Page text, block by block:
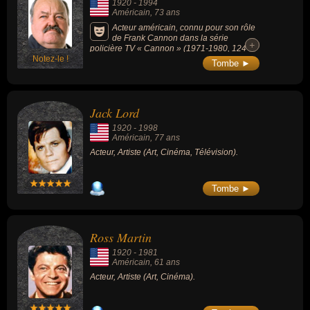
Notez-le !
1920 - 1994
Américain, 73 ans
Acteur américain, connu pour son rôle
de Frank Cannon dans la série
policière TV « Cannon » (1971-1980, 124
épisodes). Il reçoit 2 nominations aux Golden
Globes au titre de meilleur acteur de
+
+
Tombe ►
Jack Lord
1920 - 1998
Américain , 77 ans
Acteur, Artiste (Art, Cinéma, Télévision).
Tombe ►
Ross Martin
1920 - 1981
Américain, 61 ans
Acteur, Artiste (Art, Cinéma).